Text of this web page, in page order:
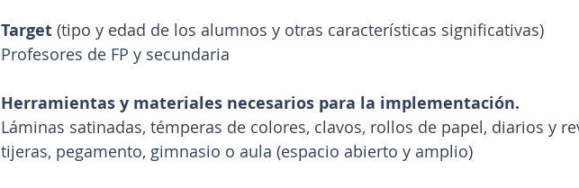
Target (tipo y edad de los alumnos y otras características significativas)
Profesores de FP y secundaria
Herramientas y materiales necesarios para la implementación.
Láminas satinadas, témperas de colores, clavos, rollos de papel, diarios y
tijeras, pegamento, gimnasio o aula (espacio abierto y amplio)